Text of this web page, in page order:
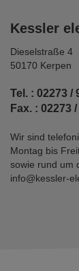
Kessler
Dieselstraße 4
50170 Kerpen
Tel. : 02273 /
Fax. : 02273
Wir sind
Montag bis
sowie rund um
info@kessler-